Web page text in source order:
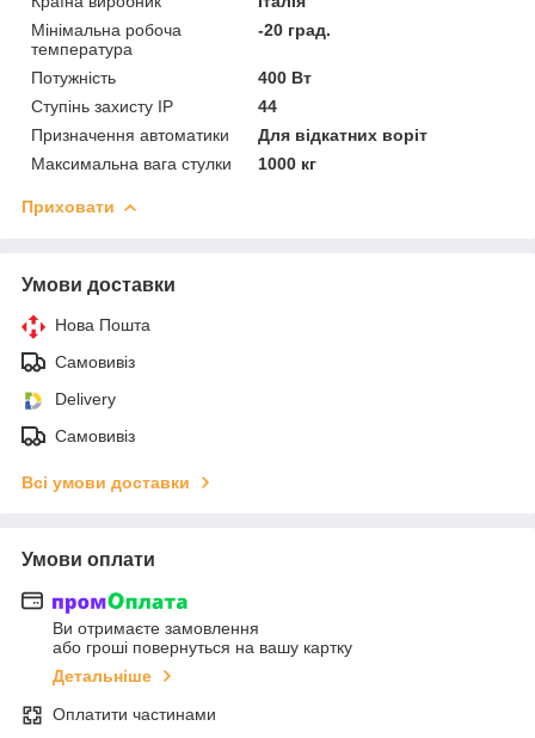
Мінімальна робоча
температура
-20 град.
Потужність
400 Вт
Ступінь захисту IP
44
Призначення автоматики
Для відкатних воріт
Максимальна вага стулки
1000 кг
Приховати
Умови доставки
Нова Пошта
Самовивіз
Delivery
Самовивіз
Всі умови доставки
Умови оплати
Ви отримаєте замовлення
або гроші повернуться на вашу картку
Детальніше
Оплатити частинами